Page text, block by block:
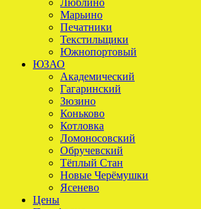
Люблино
Марьино
Печатники
Текстильщики
Южнопортовый
ЮЗАО
Академический
Гагаринский
Зюзино
Коньково
Котловка
Ломоносовский
Обручевский
Тёплый Стан
Новые Черёмушки
Ясенево
Цены